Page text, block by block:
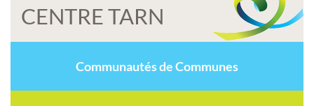
CENTRE TARN
Communautés de Communes